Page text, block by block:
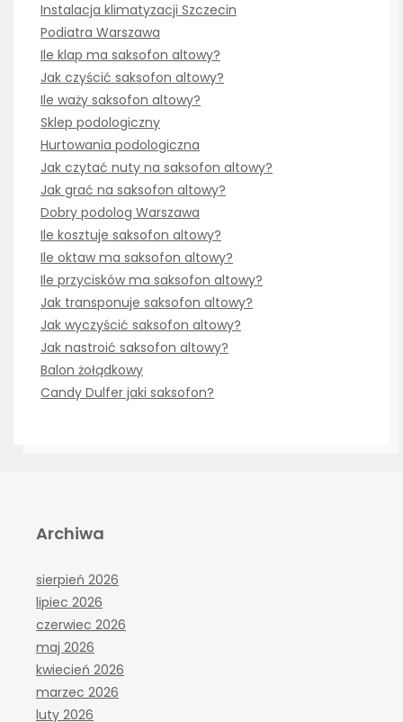
Instalacja klimatyzacji Szczecin
Podiatra Warszawa
Ile klap ma saksofon altowy?
Jak czyścić saksofon altowy?
Ile waży saksofon altowy?
Sklep podologiczny
Hurtowania podologiczna
Jak czytać nuty na saksofon altowy?
Jak grać na saksofon altowy?
Dobry podolog Warszawa
Ile kosztuje saksofon altowy?
Ile oktaw ma saksofon altowy?
Ile przycisków ma saksofon altowy?
Jak transponuje saksofon altowy?
Jak wyczyścić saksofon altowy?
Jak nastroić saksofon altowy?
Balon żołądkowy
Candy Dulfer jaki saksofon?
Archiwa
sierpień 2026
lipiec 2026
czerwiec 2026
maj 2026
kwiecień 2026
marzec 2026
luty 2026